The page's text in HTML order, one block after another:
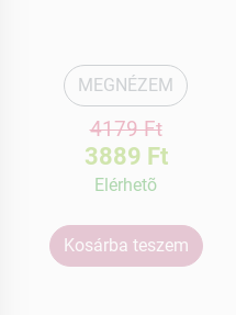
MEGNÉZEM
4179 Ft
3889 Ft
Elérhetõ
Kosárba teszem